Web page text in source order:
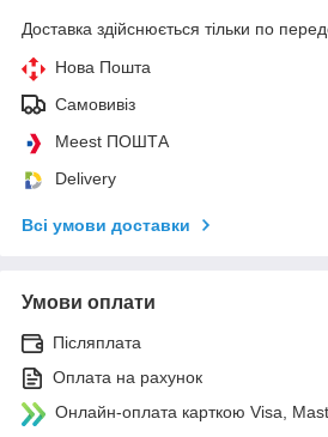
Доставка здійснюється тільки по
Нова Пошта
Самовивіз
Meest ПОШТА
Delivery
Всі умови доставки
Умови оплати
Післяплата
Оплата на рахунок
Онлайн-оплата карткою Visa,